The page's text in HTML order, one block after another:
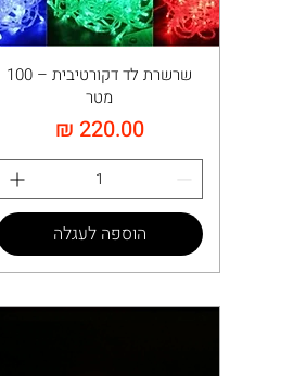
שרשרת לד דקורטיבית – 100
מטר
מחיר‏220.00 ‏₪
הוספה לעגלה